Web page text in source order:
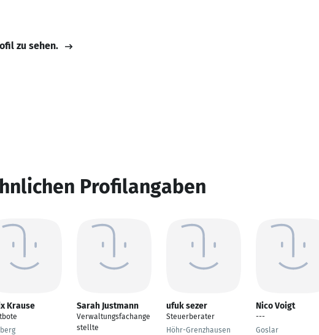
zu sehen.
Profilangaben
Krause Sarah Justmann
Verwaltungsfachange
stellte
ufuk sezer
Steuerberater
Höhr-Grenzhausen
Nico Voigt
---
Goslar